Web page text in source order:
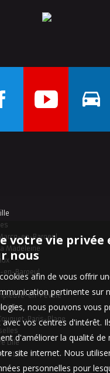
en-Baroeul
Madeleine
en-Baroeul
en-Pévèle
Lille
Paris-Plage
Lille
Lille
votre vie privée
nous
afin de vous offrir
pertinente sur
nous pouvons vous
vos centres d'intérêt.
d'améliorer la qualité de
site internet. Nous
personnelles pour